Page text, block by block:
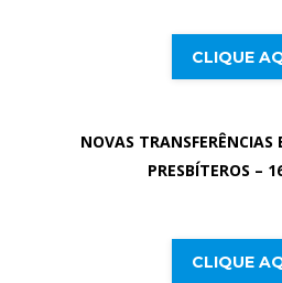
CLIQUE
NOVAS TRANSFERÊNCIAS
PRESBÍTEROS –
CLIQUE